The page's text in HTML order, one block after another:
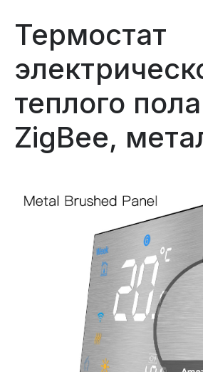
Термостат
теплого
ZigBee,